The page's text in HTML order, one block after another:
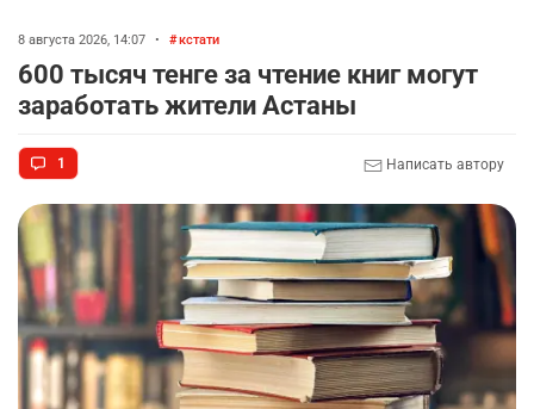
8 августа 2026, 14:07 • кстати
600 тысяч тенге за чтение книг могут
заработать жители Астаны
1 Написать автору